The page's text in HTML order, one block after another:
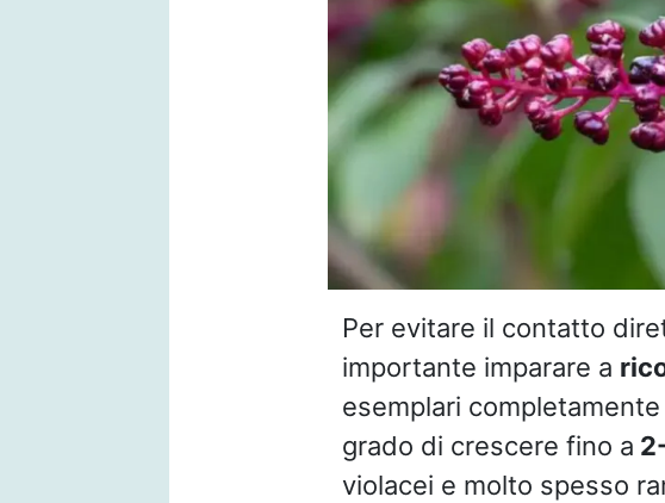
Per evitare il contatto
importante imparare a
esemplari
grado di crescere fino a
violacei e molto spesso